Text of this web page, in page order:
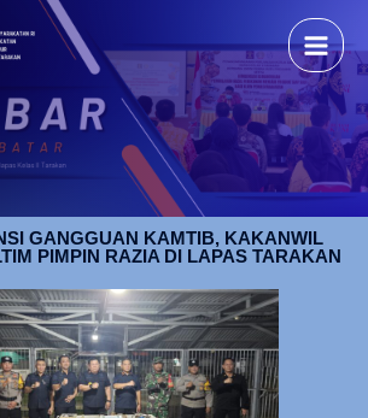
GANGGUAN KAMTIB, KAKANWIL
PIMPIN RAZIA DI LAPAS TARAKAN